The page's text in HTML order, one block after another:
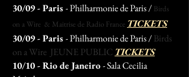
30/09 - Paris- Philharmonie de Paris / Birds
on a Wire & Maitrise de Radio France TICKETS
30/09 - Paris- Philharmonie de Paris /Birds
on a Wire JEUNE PUBLIC TICKETS
10/10 - Rio de Janeiro- Sala Cecilia